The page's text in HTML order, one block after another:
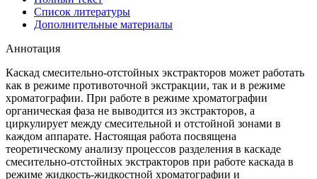
Список литературы
Дополнительные материалы
Аннотация
Каскад смесительно-отстойных экстракторов может работать
как в режиме противоточной экстракции, так и в режиме
хроматографии. При работе в режиме хроматографии
органическая фаза не выводится из экстракторов, а
циркулирует между смесительной и отстойной зонами в
каждом аппарате. Настоящая работа посвящена
теоретическому анализу процессов разделения в каскаде
смесительно-отстойных экстракторов при работе каскада в
режиме жидкость-жидкостной хроматографии и